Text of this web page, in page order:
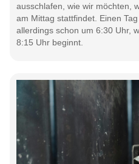
ausschlafen, wie wir möchten,
am Mittag stattfindet. Einen
allerdings schon um 6:30 Uhr,
8:15 Uhr beginnt.